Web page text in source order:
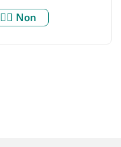
👎🏼 Non